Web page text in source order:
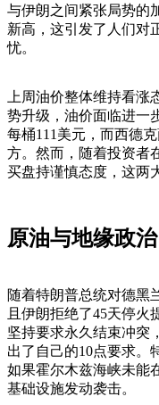
与伊朗之间紧张局势的
新高，这引发了人们对
忧。
上周油价整体维持看
势升级，油价面临进一
每桶111美元，而西德
方。然而，随着投资者
买盘持谨慎态度，这两
原油与地缘政治
随着特朗普总统对德黑
且伊朗拒绝了45天停火
坚持要求永久结束冲突
出了自己的10点要求。
如果霍尔木兹海峡未能
基础设施发动袭击。